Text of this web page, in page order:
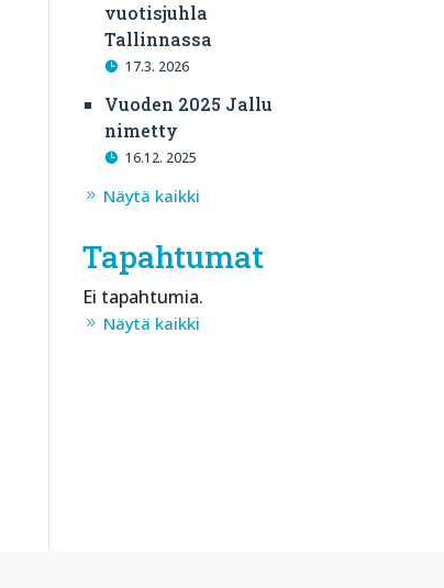
vuotisjuhla
Tallinnassa
17.3. 2026
Vuoden 2025 Jallu
nimetty
16.12. 2025
Näytä kaikki
Tapahtumat
Ei tapahtumia.
Näytä kaikki